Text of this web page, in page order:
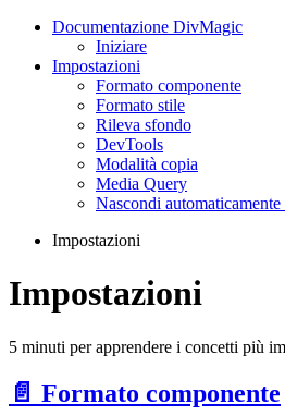
Documentazione DivMagic
Iniziare
Impostazioni
Formato componente
Formato stile
Rileva sfondo
DevTools
Modalità copia
Media Query
Nascondi
Impostazioni
Impostazioni
5 minuti per apprendere i concetti più
📄️ Formato componente